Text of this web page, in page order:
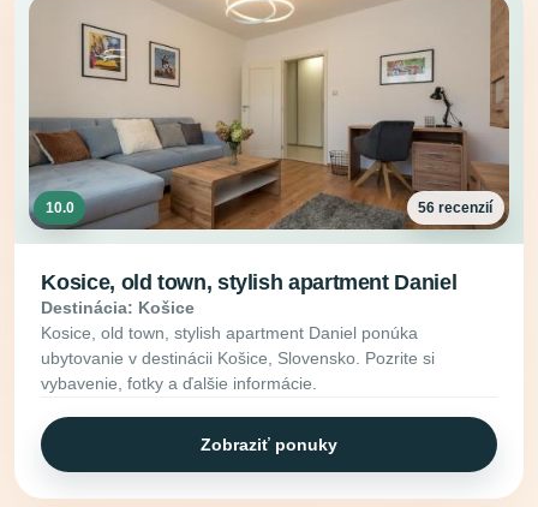
10.0 56 recenzií
Kosice, old town, stylish apartment Daniel
Destinácia: Košice
Kosice, old town, stylish apartment Daniel ponúka
ubytovanie v destinácii Košice, Slovensko. Pozrite si
vybavenie, fotky a ďalšie informácie.
Zobraziť ponuky